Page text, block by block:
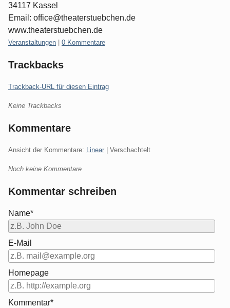
34117 Kassel
Email: office@theaterstuebchen.de
www.theaterstuebchen.de
Kategorien:
Veranstaltungen 0 Kommentare
Trackbacks
Trackback-URL für diesen Eintrag
Keine Trackbacks
Kommentare
Ansicht der Kommentare: Linear | Verschachtelt
Noch keine Kommentare
Kommentar schreiben
Name*
E-Mail
Homepage
Kommentar*